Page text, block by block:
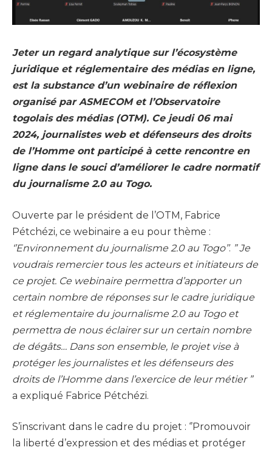
Jeter un regard analytique sur l’écosystème
juridique et réglementaire des médias en ligne,
est la substance d’un webinaire de réflexion
organisé par ASMECOM et l’Observatoire
togolais des médias (OTM). Ce jeudi 06 mai
2024, journalistes web et défenseurs des droits
de l’Homme ont participé à cette rencontre en
ligne dans le souci d’améliorer le cadre normatif
du journalisme 2.0 au Togo.
Ouverte par le président de l’OTM, Fabrice
Pétchézi, ce webinaire a eu pour thème :
‘’Environnement du journalisme 2.0 au Togo’’. ” Je
voudrais remercier tous les acteurs et initiateurs de
ce projet. Ce webinaire permettra d’apporter un
certain nombre de réponses sur le cadre juridique
et réglementaire du journalisme 2.0 au Togo et
permettra de nous éclairer sur un certain nombre
de dégâts… Dans son ensemble, le projet vise à
protéger les journalistes et les défenseurs des
droits de l’Homme dans l’exercice de leur métier ”
a expliqué Fabrice Pétchézi.
S’inscrivant dans le cadre du projet : ‘’Promouvoir
la liberté d’expression et des médias et protéger